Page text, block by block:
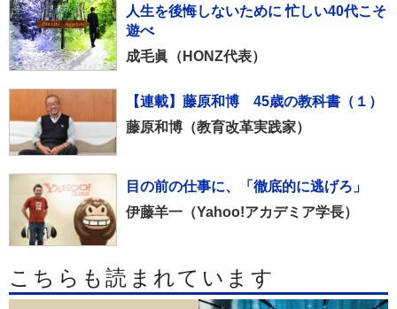
人生を後悔しないために 忙しい40代こそ
遊べ
成毛眞（HONZ代表）
【連載】藤原和博 45歳の教科書（１）
藤原和博（教育改革実践家）
目の前の仕事に、「徹底的に逃げろ」
伊藤羊一（Yahoo!アカデミア学長）
こちらも読まれています